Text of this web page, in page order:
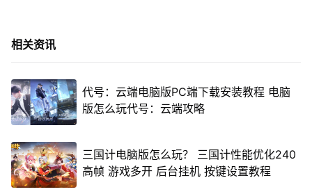
相关资讯
代号：云端电脑版PC端下载安装教程 电脑
版怎么玩代号：云端攻略
三国计电脑版怎么玩？ 三国计性能优化240
高帧 游戏多开 后台挂机 按键设置教程